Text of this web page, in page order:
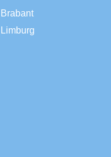
Brabant
Limburg